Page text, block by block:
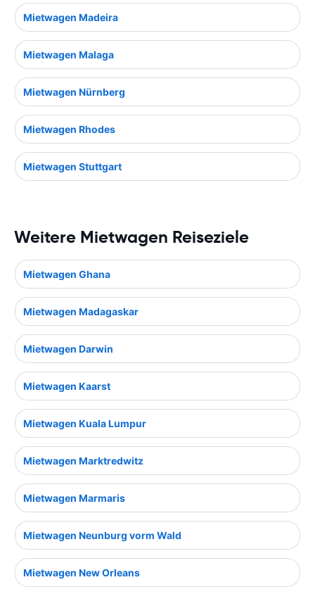
Mietwagen Madeira
Mietwagen Malaga
Mietwagen Nürnberg
Mietwagen Rhodes
Mietwagen Stuttgart
Weitere Mietwagen Reiseziele
Mietwagen Ghana
Mietwagen Madagaskar
Mietwagen Darwin
Mietwagen Kaarst
Mietwagen Kuala Lumpur
Mietwagen Marktredwitz
Mietwagen Marmaris
Mietwagen Neunburg vorm Wald
Mietwagen New Orleans